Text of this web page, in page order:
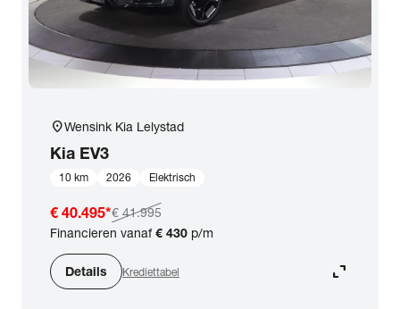
location_onWensink Kia Lelystad
Kia EV3
10 km 2026 Elektrisch
€ 40.495*€ 41.995
Financieren vanaf€ 430 p/m
Details Krediettabel expand_content